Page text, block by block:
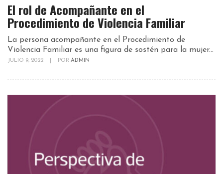
El rol de Acompañante en el
Procedimiento de Violencia Familiar
La persona acompañante en el Procedimiento de
Violencia Familiar es una figura de sostén para la mujer...
JULIO 9, 2022 POR ADMIN